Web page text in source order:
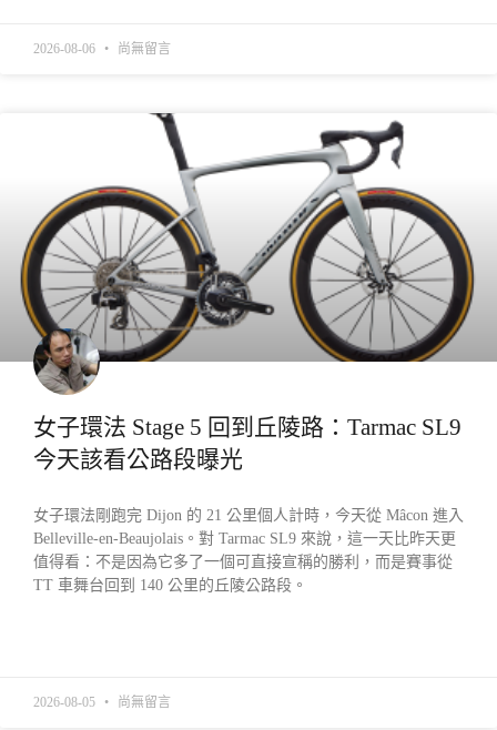
2026-08-06 尚無留言
女子環法 Stage 5 回到丘陵路：Tarmac SL9
今天該看公路段曝光
女子環法剛跑完 Dijon 的 21 公里個人計時，今天從 Mâcon 進入
Belleville-en-Beaujolais。對 Tarmac SL9 來說，這一天比昨天更
值得看：不是因為它多了一個可直接宣稱的勝利，而是賽事從
TT 車舞台回到 140 公里的丘陵公路段。
2026-08-05 尚無留言